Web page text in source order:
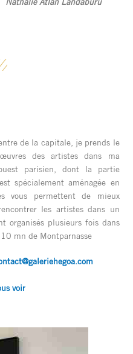
Nathalie Atlan Landaburu
de la capitale, je prends le
des artistes dans ma
parisien, dont la partie
spécialement aménagée en
vous permettent de mieux
les artistes dans un
organisés plusieurs fois dans
mn de Montparnasse
voir